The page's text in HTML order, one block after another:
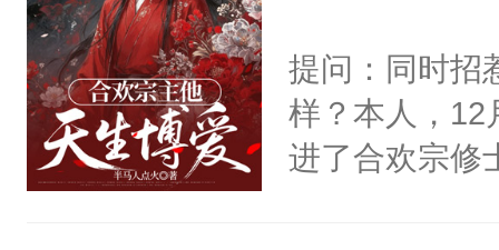
不出去啊
会给大师兄回
现言烬就站在
静。这一世，
天门结界，掳
柳妄渊起初是
味，即将一步
个屁！柳妄渊
提问：同时招
样？本人，12
进了合欢宗修